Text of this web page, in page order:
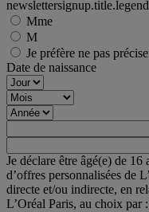
newslettersignup.title.legend
Mme
M
Je préfère ne pas
Date de naissance
Je déclare être âgé(e) de
d’offres personnalisées de
directe et/ou indirecte, en
L’Oréal Paris, au choix par :